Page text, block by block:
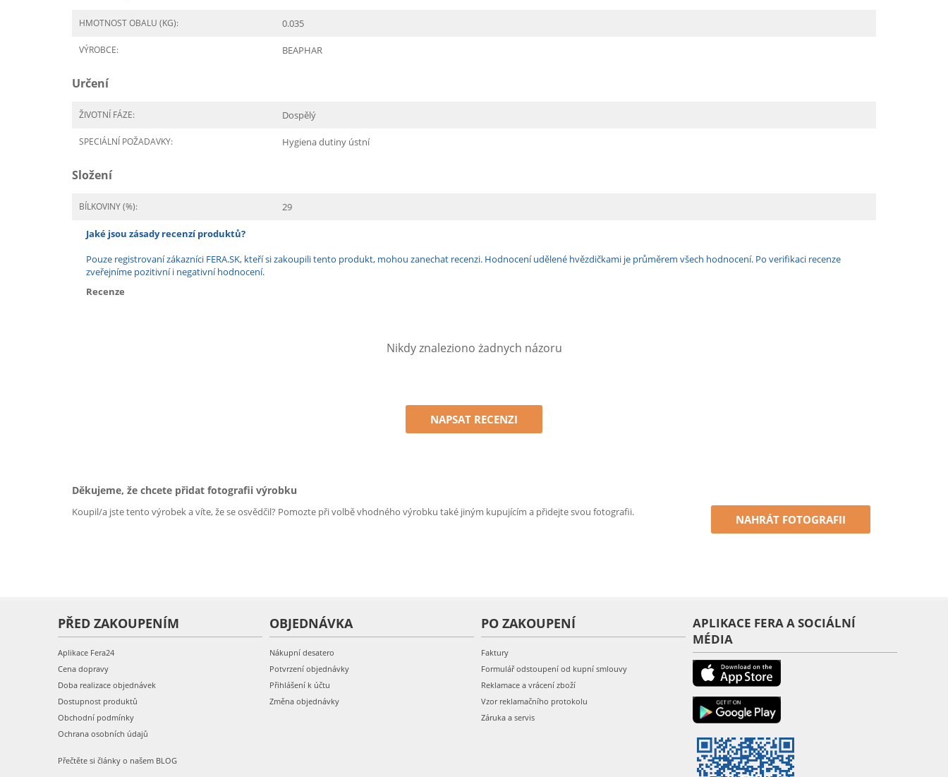
HMOTNOST OBALU (KG): 0.035
VÝROBCE: BEAPHAR
Určení
ŽIVOTNÍ FÁZE: Dospělý
SPECIÁLNÍ POŽADAVKY: Hygiena dutiny ústní
Složení
BÍLKOVINY (%): 29
Jaké jsou zásady recenzí produktů?
Pouze registrovaní zákazníci FERA.SK, kteří si zakoupili tento produkt, mohou zanechat recenzi. Hodnocení udělené hvězdičkami je průměrem všech hodnocení. Po verifikaci recenze
zveřejníme pozitivní i negativní hodnocení.
Recenze
Nikdy znaleziono żadnych názoru
NAPSAT RECENZI
Děkujeme, že chcete přidat fotografii výrobku
Koupil/a jste tento výrobek a víte, že se osvědčil? Pomozte při volbě vhodného výrobku také jiným kupujícím a přidejte svou fotografii.
NAHRÁT FOTOGRAFII
PŘED ZAKOUPENÍM
Aplikace Fera24
Cena dopravy
Doba realizace objednávek
Dostupnost produktů
Obchodní podmínky
Ochrana osobních údajů
Přečtěte si články o našem BLOG
OBJEDNÁVKA
Nákupní desatero
Potvrzení objednávky
Přihlášení k účtu
Změna objednávky
PO ZAKOUPENÍ
Faktury
Formulář odstoupení od kupní smlouvy
Reklamace a vrácení zboží
Vzor reklamačního protokolu
Záruka a servis
APLIKACE FERA A SOCIÁLNÍ
MÉDIA